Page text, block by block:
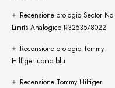
Recensione orologio Sector No
Limits Analogico R3253578022
Recensione orologio Tommy
Hilfiger uomo blu
Recensione Tommy Hilfiger